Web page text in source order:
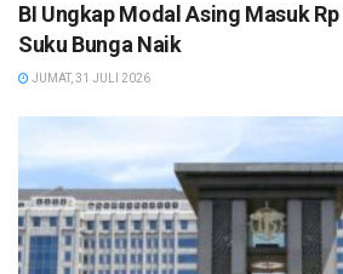
BI Ungkap Modal Asing Masuk
Suku Bunga Naik
JUMAT, 31 JULI 2026